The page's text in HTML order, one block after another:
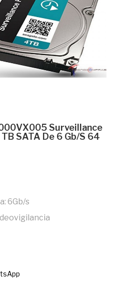
Surveillance
TB SATA De 6 Gb/s 64
6Gb/s